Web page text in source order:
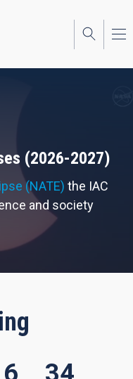
(2026-2027)
(NATE) the IAC
and society